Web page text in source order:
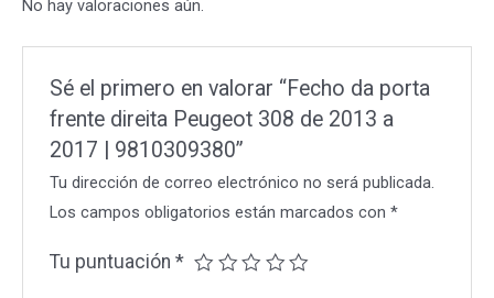
2013
a
9810309380
cantidad
No hay valoraciones aún.
Sé el primero en valorar “Fecho da porta
frente direita Peugeot 308 de 2013 a
2017 | 9810309380”
Tu dirección de correo electrónico no será publicada.
Los campos obligatorios están marcados con*
Tu puntuación*